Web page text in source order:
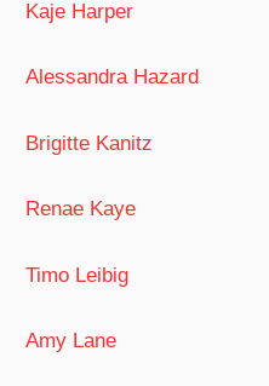
Kaje Harper
Alessandra Hazard
Brigitte Kanitz
Renae Kaye
Timo Leibig
Amy Lane